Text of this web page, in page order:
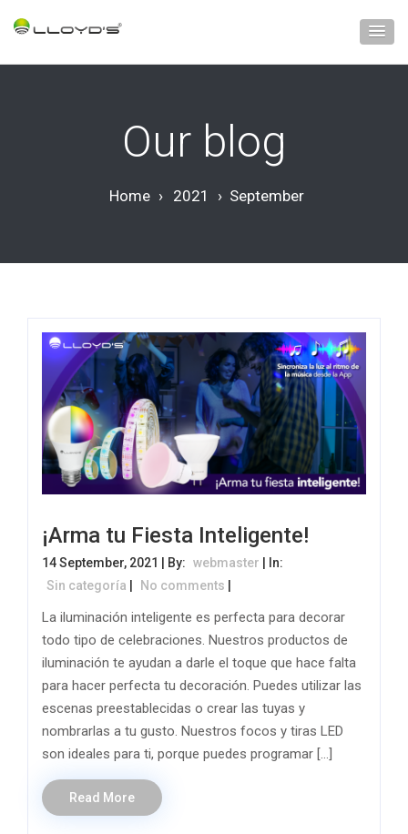
Our blog
Home › 2021 › September
¡Arma tu Fiesta Inteligente!
14 September, 2021 | By: webmaster | In:
Sin categoría
No comments
La iluminación inteligente es perfecta para decorar
todo tipo de celebraciones. Nuestros productos de
iluminación te ayudan a darle el toque que hace falta
para hacer perfecta tu decoración. Puedes utilizar las
escenas preestablecidas o crear las tuyas y
nombrarlas a tu gusto. Nuestros focos y tiras LED
son ideales para ti, porque puedes programar […]
Read More